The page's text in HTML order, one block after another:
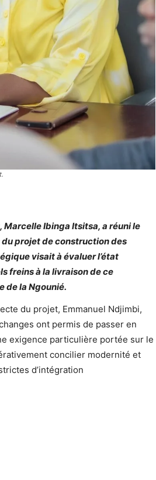
Marcelle Ibinga Itsitsa, a réuni le
projet de construction des
visait à évaluer l’état
freins à la livraison de ce
de la Ngounié.
du projet, Emmanuel Ndjimbi,
ont permis de passer en
exigence particulière portée sur le
concilier modernité et
d’intégration